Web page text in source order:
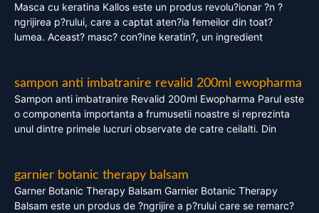
Masca cu keratina Kallos este un produs revolu?ionar ?n ?
ngrijirea p?rului, care a captat aten?ia femeilor din toat?
lumea. Aceast? masc? con?ine keratin?, un ingredient
sampon anti imbatranire revalid 200ml ewopharma
Sampon anti imbatranire Revalid 200ml Ewopharma Parul este
o componenta importanta a frumusetii noastre si reprezinta
unul dintre primele lucruri observate de catre ceilalti. Din
garnier botanic therapy balsam
Garner Botanic Therapy Balsam Garnier Botanic Therapy
Balsam este un produs de ?ngrijire a p?rului care se remarc?